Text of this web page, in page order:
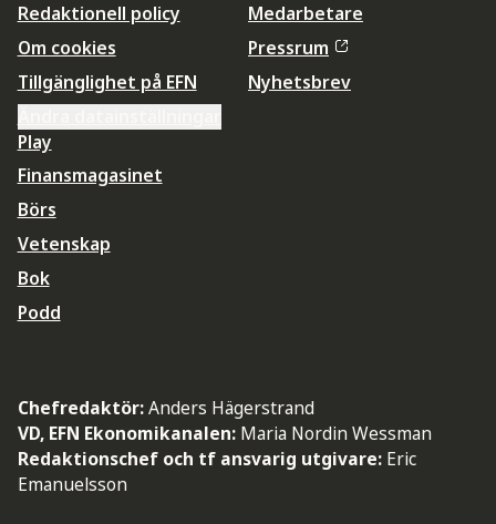
Redaktionell policy
Om cookies
Tillgänglighet på EFN
Medarbetare
Pressrum
Nyhetsbrev
Play
Finansmagasinet
Börs
Vetenskap
Bok
Podd
Chefredaktör:Anders Hägerstrand
VD, EFN Ekonomikanalen: Maria Nordin Wessman
Redaktionschef och tf ansvarig utgivare: Eric
Emanuelsson